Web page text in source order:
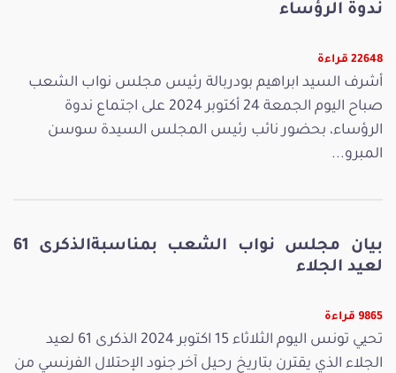
ندوة الرؤساء
22648 قراءة
أشرف السيد ابراهيم بودربالة رئيس مجلس نواب الشعب
صباح اليوم الجمعة 24 أكتوبر 2024 على اجتماع ندوة
الرؤساء، بحضور نائب رئيس المجلس السيدة سوسن
المبرو...
بيان مجلس نواب الشعب بمناسبةالذكرى 61
لعيد الجلاء
9865 قراءة
تحيي تونس اليوم الثلاثاء 15 اكتوبر 2024 الذكرى 61 لعيد
الجلاء الذي يقترن بتاريخ رحيل آخر جنود الإحتلال الفرنسي من